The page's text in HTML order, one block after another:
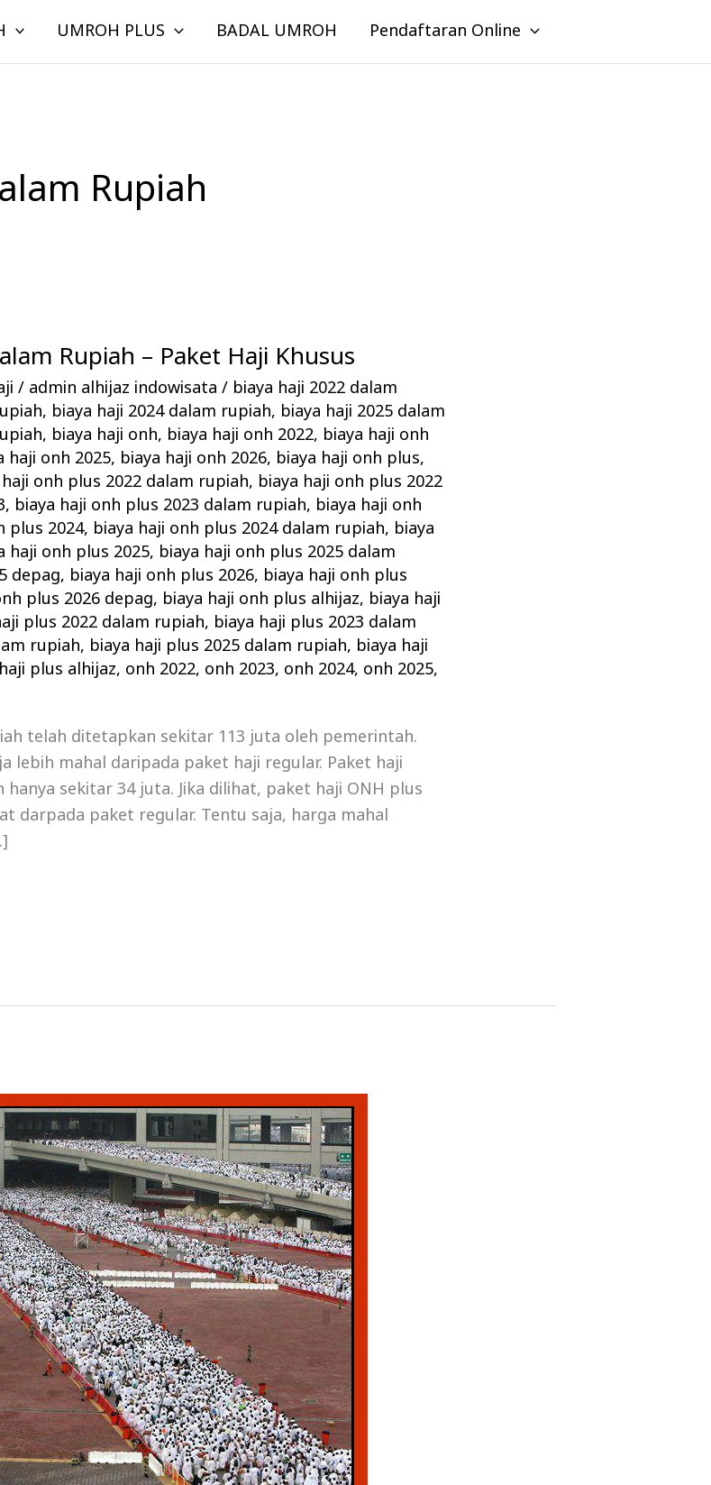
UMROH PLUS BADAL UMROH Pendaftaran Online
Rupiah
Rupiah – Paket Haji Khusus
/ admin alhijaz indowisata/ biaya haji 2022 dalam
, biaya haji 2024 dalam rupiah, biaya haji 2025 dalam
, biaya haji onh, biaya haji onh 2022, biaya haji onh
haji onh 2025, biaya haji onh 2026, biaya haji onh plus,
onh plus 2022 dalam rupiah, biaya haji onh plus 2022
, biaya haji onh plus 2023 dalam rupiah, biaya haji onh
plus 2024, biaya haji onh plus 2024 dalam rupiah, biaya
haji onh plus 2025, biaya haji onh plus 2025 dalam
depag, biaya haji onh plus 2026, biaya haji onh plus
plus 2026 depag, biaya haji onh plus alhijaz, biaya haji
plus 2022 dalam rupiah, biaya haji plus 2023 dalam
rupiah, biaya haji plus 2025 dalam rupiah, biaya haji
plus alhijaz, onh 2022, onh 2023, onh 2024, onh 2025,
telah ditetapkan sekitar 113 juta oleh pemerintah.
lebih mahal daripada paket haji regular. Paket haji
sekitar 34 juta. Jika dilihat, paket haji ONH plus
darpada paket regular. Tentu saja, harga mahal